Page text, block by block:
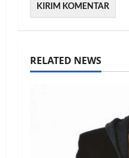
RELATED NEWS